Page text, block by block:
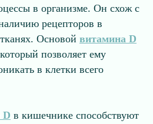
в организме. Он схож с
рецепторов в
Основой витамина D
позволяет ему
в клетки всего
D в кишечнике способствуют